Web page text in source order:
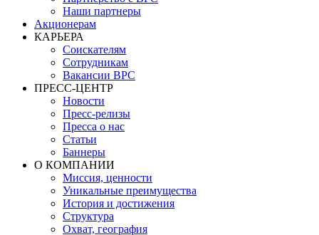
Наши партнеры
Акционерам
КАРЬЕРА
Соискателям
Сотрудникам
Вакансии BPC
ПРЕСС-ЦЕНТР
Новости
Пресс-релизы
Пресса о нас
Статьи
Баннеры
О КОМПАНИИ
Миссия, ценности
Уникальные преимущества
История и достижения
Структура
Охват, география